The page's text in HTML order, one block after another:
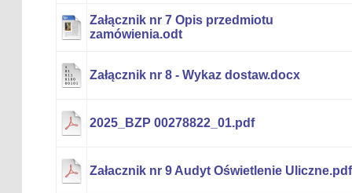
Załącznik nr 7 Opis przedmiotu
zamówienia.odt
Załącznik nr 8 - Wykaz dostaw.docx
2025_BZP 00278822_01.pdf
Załacznik nr 9 Audyt Oświetlenie Uliczne.pdf